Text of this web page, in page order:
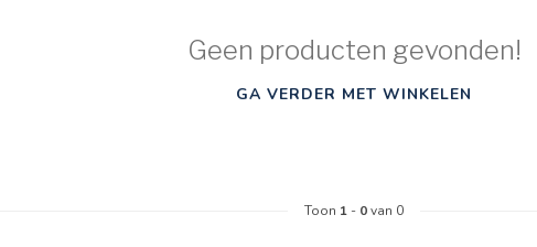
Geen producten gevonden!
GA VERDER MET WINKELEN
Toon 1 - 0van 0